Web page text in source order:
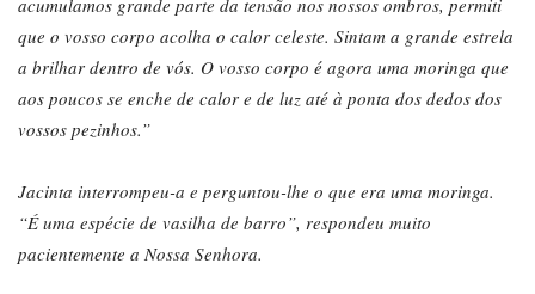
acumulamos grande parte da tensão nos nossos ombros, permiti
que o vosso corpo acolha o calor celeste. Sintam a grande estrela
a brilhar dentro de vós. O vosso corpo é agora uma moringa que
aos poucos se enche de calor e de luz até à ponta dos dedos dos
vossos pezinhos.”
Jacinta interrompeu-a e perguntou-lhe o que era uma moringa.
“É uma espécie de vasilha de barro”, respondeu muito
pacientemente a Nossa Senhora.